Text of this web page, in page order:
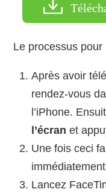
Le processus
Après avoir
rendez-vous
l’iPhone.
l’écran et
Une fois ceci
Lancez